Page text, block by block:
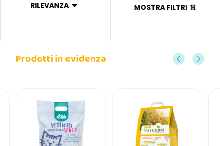
RILEVANZA MOSTRA FILTRI
Prodotti in evidenza